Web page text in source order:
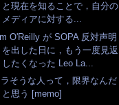
と現在を知ることで，自分の
メディアに対する...
O'Reilly が SOPA 反対声明
を出した日に，もう一度見返
したくなった Leo La...
そうな人って，限界なんだ
と思う [memo]